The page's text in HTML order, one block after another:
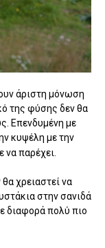
άριστη μόνωση
της φύσης δεν θα
Επενδυμένη με
κυψέλη με την
παρέχει.
χρειαστεί να
στην σανιδά
διαφορά πολύ πιο